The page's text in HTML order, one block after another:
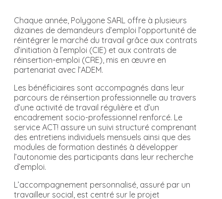
Chaque année, Polygone SARL offre à plusieurs
dizaines de demandeurs d’emploi l’opportunité de
réintégrer le marché du travail grâce aux contrats
d’initiation à l’emploi (CIE) et aux contrats de
réinsertion-emploi (CRE), mis en œuvre en
partenariat avec l’ADEM.
Les bénéficiaires sont accompagnés dans leur
parcours de réinsertion professionnelle au travers
d’une activité de travail régulière et d’un
encadrement socio-professionnel renforcé. Le
service ACT! assure un suivi structuré comprenant
des entretiens individuels mensuels ainsi que des
modules de formation destinés à développer
l’autonomie des participants dans leur recherche
d’emploi.
L’accompagnement personnalisé, assuré par un
travailleur social, est centré sur le projet